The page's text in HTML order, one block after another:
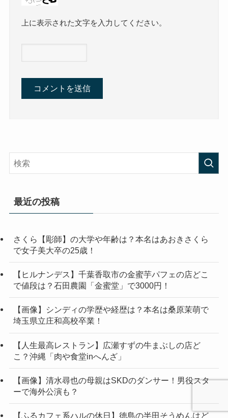
上に表示された文字を入力してください。
最近の投稿
さくら【彫師】の大学や年齢は？本名はあおきさくら
で女子美大卒の25歳！
【ヒルナンデス】千葉香取市の金蜜芋パフェの店どこ
で値段は？石田農園「金蜜堂」で3000円！
【画像】シンディの学歴や経歴は？本名は桑原茉萌で
埼玉県立庄和高校卒業！
【人生最高レストラン】広瀬すずの牛まぶしの店ど
こ？沖縄「肉や食堂inへんざ」
【画像】清水尋也の母親はSKDのダンサー！男役スタ
ーで海外公演も？
【ふるカフェ系ハルの休日】徳島の半田そうめんはど